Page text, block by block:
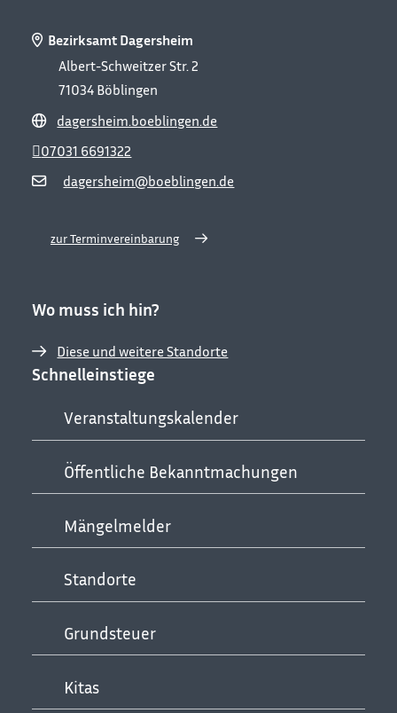
Bezirksamt Dagersheim
Albert-Schweitzer Str. 2
71034 Böblingen
dagersheim.boeblingen.de
dagersheim@boeblingen.de
07031 6691322
zur Terminvereinbarung
Wo muss ich hin?
Diese und weitere Standorte
Schnelleinstiege
Veranstaltungskalender
Öffentliche Bekanntmachungen
Mängelmelder
Standorte
Grundsteuer
Kitas